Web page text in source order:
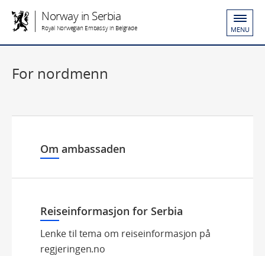
Norway in Serbia
Royal Norwegian Embassy in Belgrade MENU
For nordmenn
Om ambassaden
Reiseinformasjon for Serbia
Lenke til tema om reiseinformasjon på
regjeringen.no